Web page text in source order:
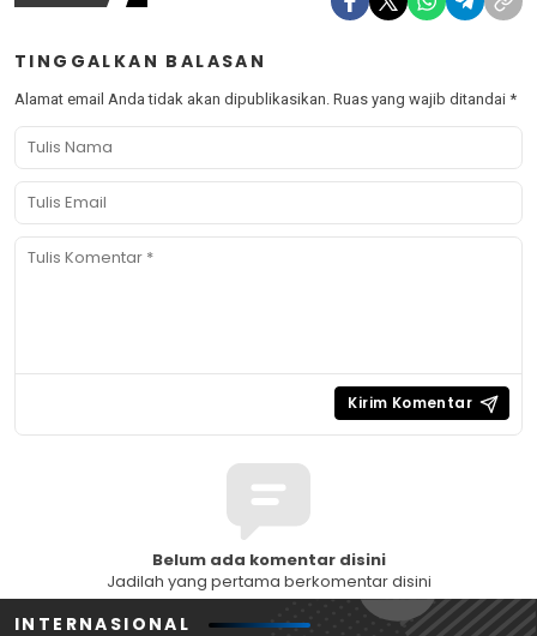
TINGGALKAN BALASAN
Alamat email Anda tidak akan dipublikasikan. Ruas yang wajib ditandai *
Belum ada komentar disini
Jadilah yang pertama berkomentar disini
INTERNASIONAL